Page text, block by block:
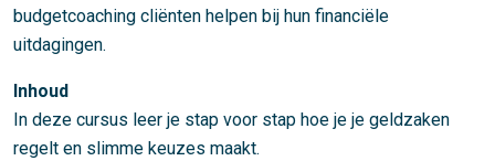
budgetcoaching cliënten helpen bij hun financiële
uitdagingen.
Inhoud
In deze cursus leer je stap voor stap hoe je je geldzaken
regelt en slimme keuzes maakt.